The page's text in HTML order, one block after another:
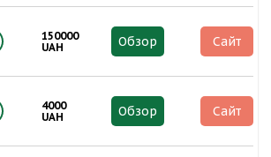
150000
UAH
Обзор Сайт
4000
UAH
Обзор Сайт